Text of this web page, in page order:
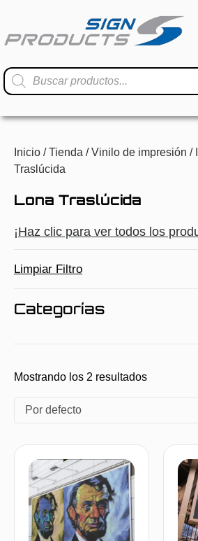
Inicio /Tienda /Vinilo de impresión /
Traslúcida
Lona Traslúcida
¡Haz clic para ver todos los
Limpiar Filtro
Categorías
Mostrando los 2 resultados
Por defecto